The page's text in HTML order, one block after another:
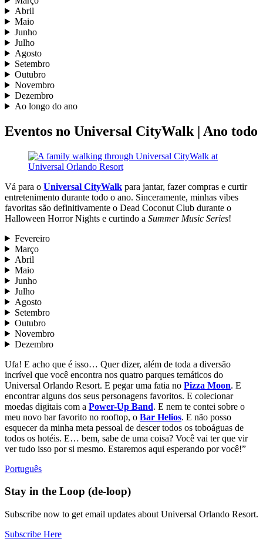
Abril
Maio
Junho
Julho
Agosto
Setembro
Outubro
Novembro
Dezembro
Ao longo do ano
Eventos no Universal CityWalk | Ano todo
Vá para o Universal CityWalk para jantar, fazer compras e curtir
entretenimento durante todo o ano. Sinceramente, minhas vibes
favoritas são definitivamente o Dead Coconut Club durante o
Halloween Horror Nights e curtindo a Summer Music Series!
Fevereiro
Março
Abril
Maio
Junho
Julho
Agosto
Setembro
Outubro
Novembro
Dezembro
Ufa! E acho que é isso… Quer dizer, além de toda a diversão
incrível que você encontra nos quatro parques temáticos do
Universal Orlando Resort. E pegar uma fatia no Pizza Moon. E
encontrar alguns dos seus personagens favoritos. E colecionar
moedas digitais com a Power-Up Band. E nem te contei sobre o
meu novo bar favorito no rooftop, o Bar Helios. E não posso
esquecer da minha meta pessoal de descer todos os toboáguas de
todos os hotéis. E… bem, sabe de uma coisa? Você vai ter que vir
ver tudo isso por si mesmo. Estaremos aqui esperando por você!”
Português
Stay in the Loop (de-loop)
Subscribe now to get email updates about Universal Orlando Resort.
Subscribe Here